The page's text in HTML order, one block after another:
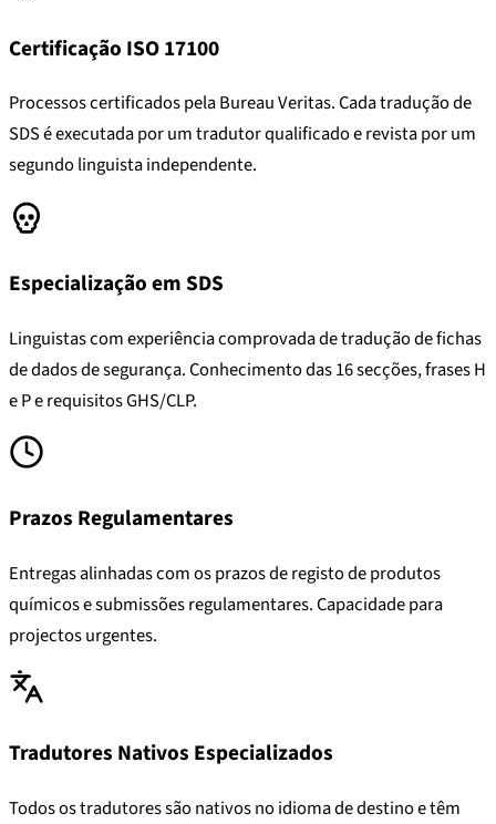
Certificação ISO 17100
Processos certificados pela Bureau Veritas. Cada tradução de
SDS é executada por um tradutor qualificado e revista por um
segundo linguista independente.
Especialização em SDS
Linguistas com experiência comprovada de tradução de fichas
de dados de segurança. Conhecimento das 16 secções, frases H
e P e requisitos GHS/CLP.
Prazos Regulamentares
Entregas alinhadas com os prazos de registo de produtos
químicos e submissões regulamentares. Capacidade para
projectos urgentes.
Tradutores Nativos Especializados
Todos os tradutores são nativos no idioma de destino e têm